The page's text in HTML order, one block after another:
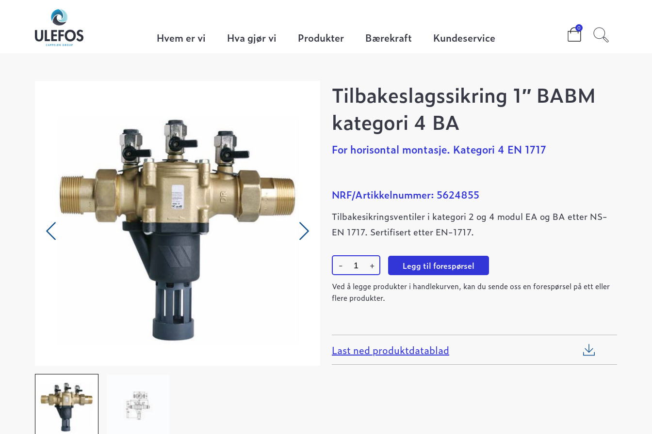
0
Hvem er vi Hva gjør vi Produkter Bærekraft Kundeservice
Ulefos>
Tilbakeslagssikring 1″ BABM
kategori 4 BA
For horisontal montasje. Kategori 4 EN 1717
NRF/Artikkelnummer: 5624855
Tilbakesikringsventiler i kategori 2 og 4 modul EA og BA etter NS-
EN 1717. Sertifisert etter EN-1717.
-
Tilbakeslagssikring
1"
BABM
kategori
+ Legg til forespørsel
Ved å legge produkter i handlekurven, kan du sende oss en forespørsel på ett eller
flere produkter.
Last ned produktdatablad